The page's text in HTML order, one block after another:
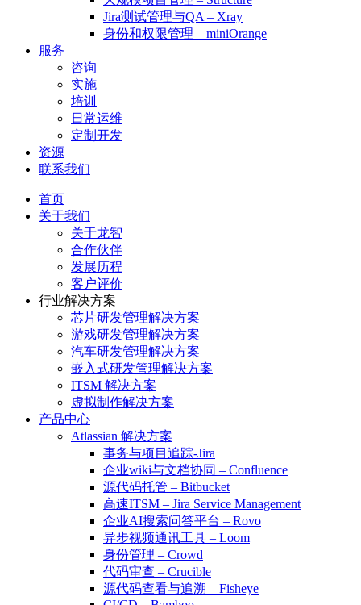
Jira测试管理与QA – Xray
身份和权限管理 – miniOrange
服务
咨询
实施
培训
日常运维
定制开发
资源
联系我们
首页
关于我们
关于龙智
合作伙伴
发展历程
客户评价
行业解决方案
芯片研发管理解决方案
游戏研发管理解决方案
汽车研发管理解决方案
嵌入式研发管理解决方案
ITSM 解决方案
虚拟制作解决方案
产品中心
Atlassian 解决方案
事务与项目追踪-Jira
企业wiki与文档协同 – Confluence
源代码托管 – Bitbucket
高速ITSM – Jira Service Management
企业AI搜索问答平台 – Rovo
异步视频通讯工具 – Loom
身份管理 – Crowd
代码审查 – Crucible
源代码查看与追溯 – Fisheye